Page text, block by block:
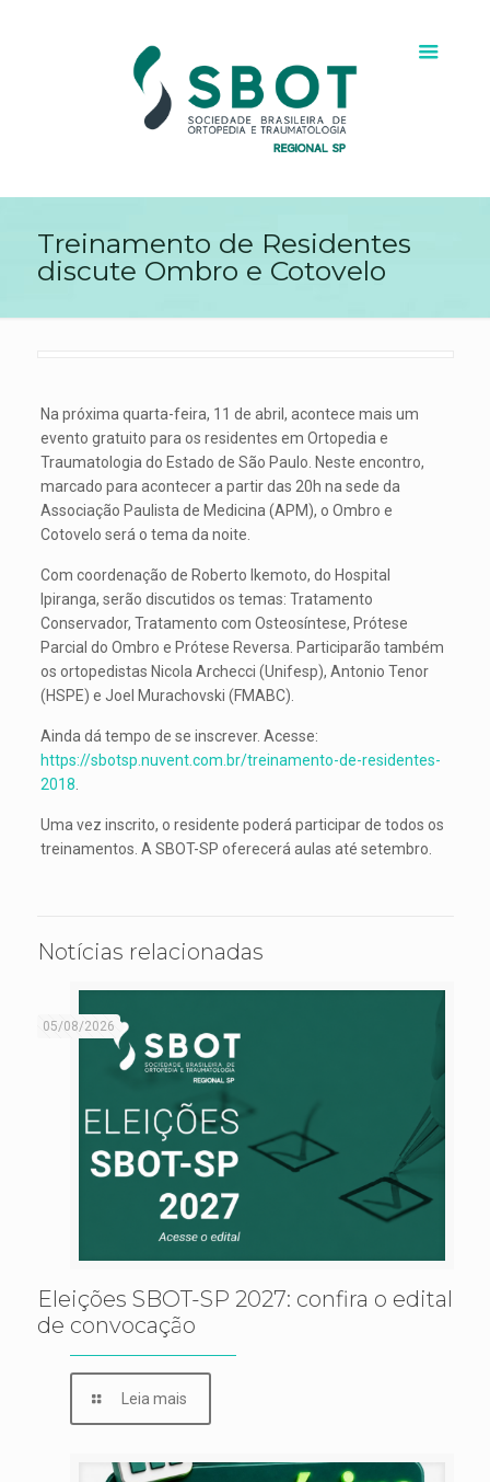
Treinamento de Residentes
discute Ombro e Cotovelo
Na próxima quarta-feira, 11 de abril, acontece mais um
evento gratuito para os residentes em Ortopedia e
Traumatologia do Estado de São Paulo. Neste encontro,
marcado para acontecer a partir das 20h na sede da
Associação Paulista de Medicina (APM), o Ombro e
Cotovelo será o tema da noite.
Com coordenação de Roberto Ikemoto, do Hospital
Ipiranga, serão discutidos os temas: Tratamento
Conservador, Tratamento com Osteosíntese, Prótese
Parcial do Ombro e Prótese Reversa. Participarão também
os ortopedistas Nicola Archecci (Unifesp), Antonio Tenor
(HSPE) e Joel Murachovski (FMABC).
Ainda dá tempo de se inscrever. Acesse:
https://sbotsp.nuvent.com.br/treinamento-de-residentes-
2018
Uma vez inscrito, o residente poderá participar de todos os
treinamentos. A SBOT-SP oferecerá aulas até setembro.
Notícias relacionadas
05/08/2026
Eleições SBOT-SP 2027: confira o edital
de convocação
Leia mais